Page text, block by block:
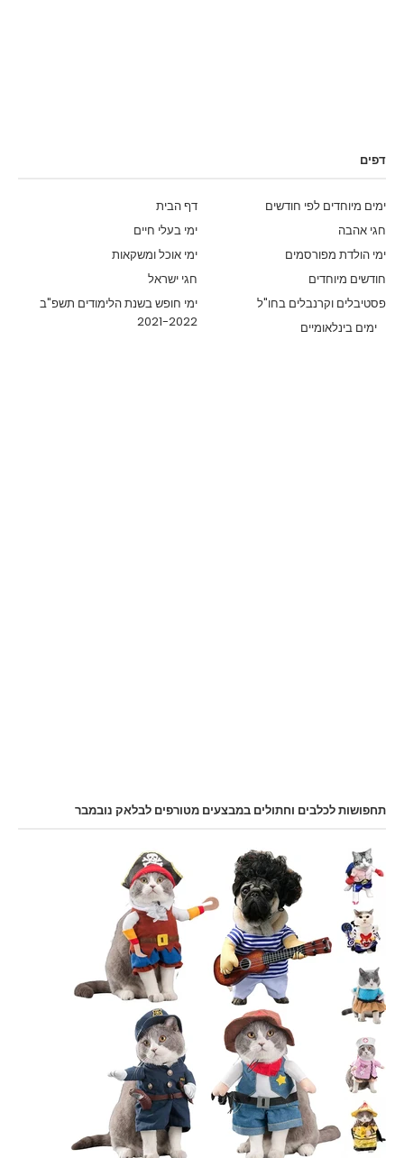
דפים
דף הבית
ימים מיוחדים לפי חודשים
ימי בעלי חיים
חגי אהבה
ימי אוכל ומשקאות
ימי הולדת מפורסמים
חגי ישראל
חודשים מיוחדים
ימי חופש בשנת הלימודים תשפ"ב
2021-2022
פסטיבלים וקרנבלים בחו"ל
ימים בינלאומיים
תחפושות לכלבים וחתולים במבצעים מטורפים לבלאק נובמבר